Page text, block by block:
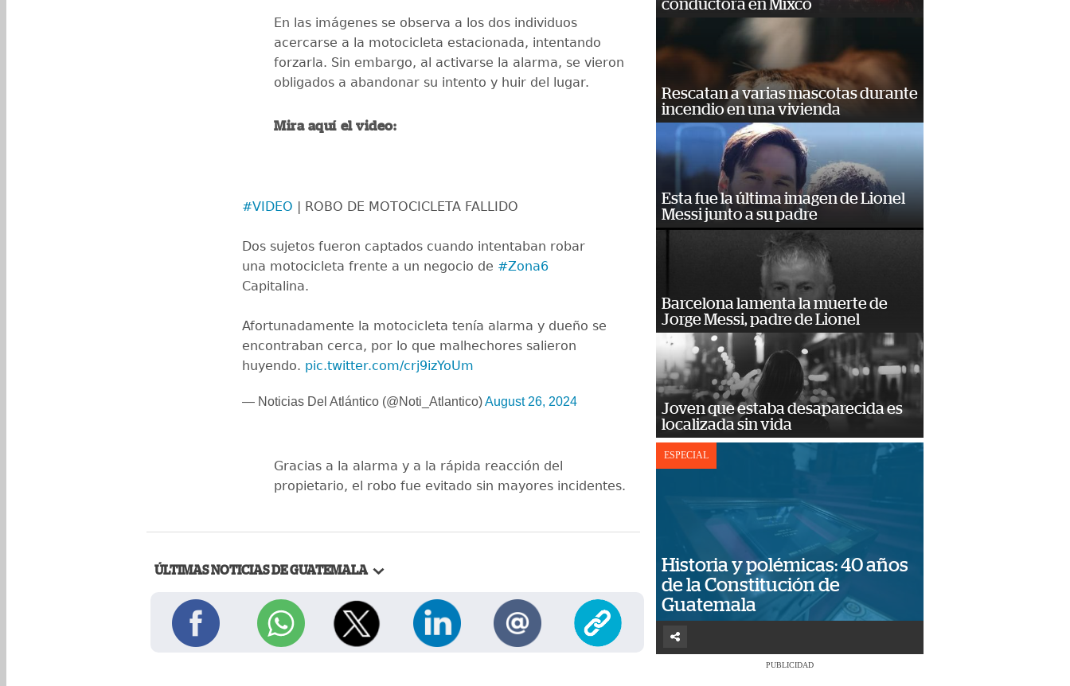
En las imágenes se observa a los dos individuos
acercarse a la motocicleta estacionada, intentando
forzarla. Sin embargo, al activarse la alarma, se vieron
obligados a abandonar su intento y huir del lugar.
Mira aquí el video:
#VIDEO | ROBO DE MOTOCICLETA FALLIDO
Dos sujetos fueron captados cuando intentaban robar
una motocicleta frente a un negocio de #Zona6
Capitalina.
Afortunadamente la motocicleta tenía alarma y dueño se
encontraban cerca, por lo que malhechores salieron
huyendo. pic.twitter.com/crj9izYoUm
— Noticias Del Atlántico (@Noti_Atlantico)August 26, 2024
Gracias a la alarma y a la rápida reacción del
propietario, el robo fue evitado sin mayores incidentes.
ÚLTIMAS NOTICIAS DE GUATEMALA
conductora en Mixco
Rescatan a varias mascotas durante
incendio en una vivienda
Esta fue la última imagen de Lionel
Messi junto a su padre
Barcelona lamenta la muerte de
Jorge Messi, padre de Lionel
Joven que estaba desaparecida es
localizada sin vida
ESPECIAL
Historia y polémicas: 40 años
de la Constitución de
Guatemala
PUBLICIDAD